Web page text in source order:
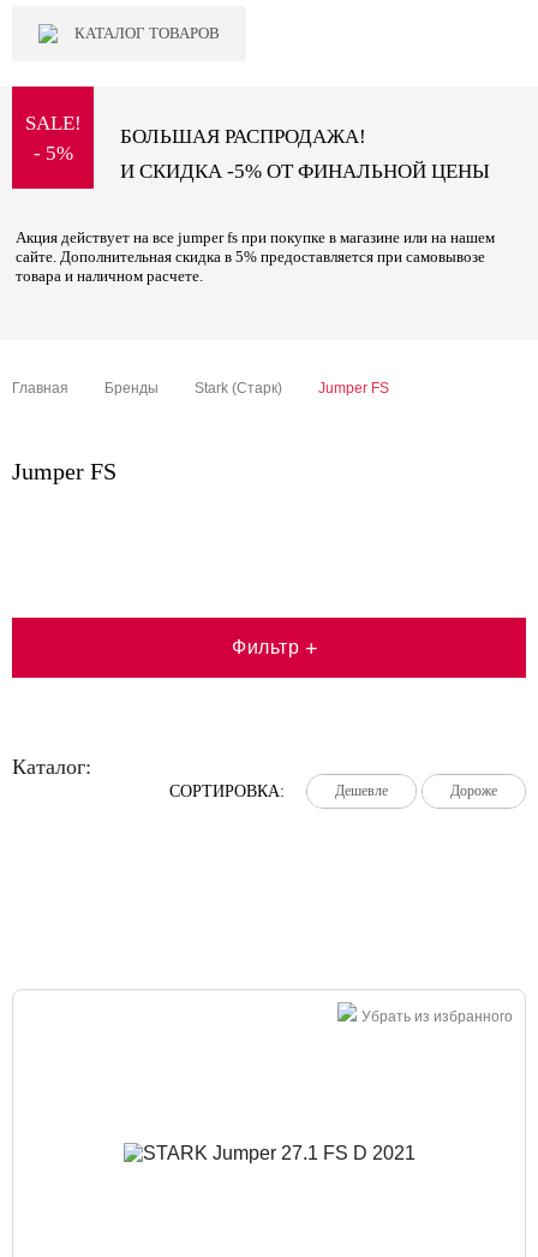
КАТАЛОГ ТОВАРОВ
SALE!
- 5%
БОЛЬШАЯ РАСПРОДАЖА!
И СКИДКА -5% ОТ ФИНАЛЬНОЙ ЦЕНЫ
Акция действует на все jumper fs при покупке в магазине или на нашем
сайте. Дополнительная скидка в 5% предоставляется при самовывозе
товара и наличном расчете.
Главная Бренды Stark (Старк) Jumper FS
Jumper FS
Фильтр +
Каталог:
СОРТИРОВКА: Дешевле
Дешевле
Дешевле Дороже
Дороже
Дороже
Убрать из избранного